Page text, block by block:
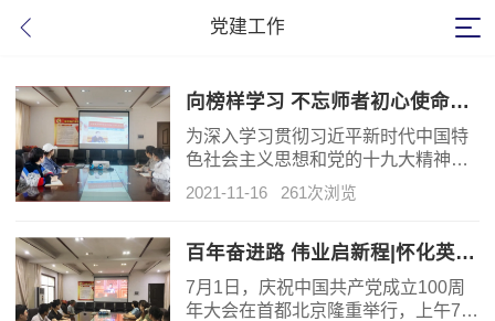
党建工作
向榜样学习 不忘师者初心使命——怀化英才学校党员教师观看学习《榜样5》
为深入学习贯彻习近平新时代中国特
色社会主义思想和党的十九大精神，
引导党员发挥榜样作用，根据区委组
织部相关文件要求，怀化英才学校党
央电视台综合频道（CCTV-1）《榜样
5》专题节目。
2021-11-16 261次浏览
百年奋进路 伟业启新程|怀化英才学校组织师生观看庆建党100周年大会直播
7月1日，庆祝中国共产党成立100周
年大会在首都北京隆重举行，上午7点